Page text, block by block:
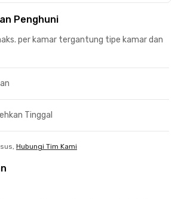
Penghuni
per kamar tergantung tipe kamar dan
Tinggal
Hubungi Tim Kami